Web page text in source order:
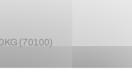
(70100)